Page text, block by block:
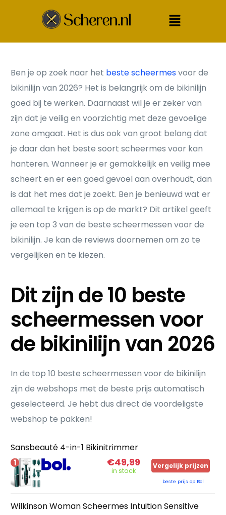
Ben je op zoek naar het beste scheermesvoor de
bikinilijn van 2026? Het is belangrijk om de bikinilijn
goed bij te werken. Daarnaast wil je er zeker van
zijn dat je veilig en voorzichtig met deze gevoelige
zone omgaat. Het is dus ook van groot belang dat
je daar dan het beste soort scheermes voor kan
hanteren. Wanneer je er gemakkelijk en veilig mee
scheert en er een goed gevoel aan overhoudt, dan
is dat het mes dat je zoekt. Ben je benieuwd wat er
allemaal te krijgen is op de markt? Dit artikel geeft
je een top 3 van de beste scheermessen voor de
bikinilijn. Je kan de reviews doornemen om zo te
vergelijken en te kiezen.
Dit zijn de 10 beste
scheermessen voor
de bikinilijn van 2026
In de top 10 beste scheermessen voor de bikinilijn
zijn de webshops met de beste prijs automatisch
geselecteerd. Je hebt dus direct de voordeligste
webshop te pakken!
Sansbeauté 4-in-1 Bikinitrimmer
1 €49,99
in stock
Vergelijk prijzen
beste prijs op Bol
Wilkinson Woman Scheermes Intuition Sensitive